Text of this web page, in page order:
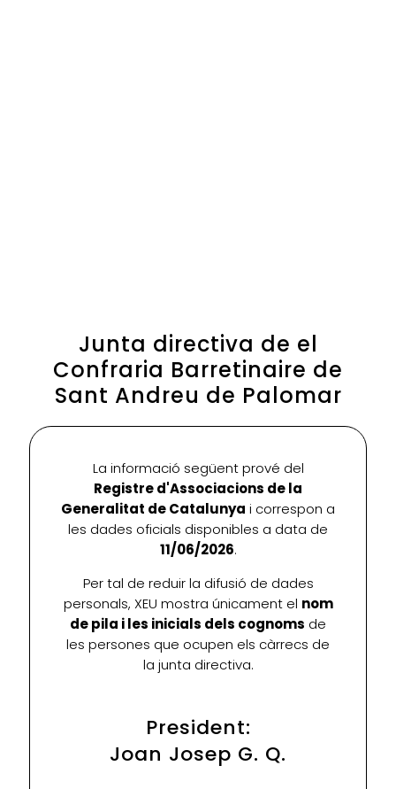
Junta directiva de el
Confraria Barretinaire de
Sant Andreu de Palomar
La informació següent prové del
Registre d'Associacions de la
Generalitat de Catalunya i correspon a
les dades oficials disponibles a data de
11/06/2026.
Per tal de reduir la difusió de dades
personals, XEU mostra únicament el nom
de pila i les inicials dels cognoms de
les persones que ocupen els càrrecs de
la junta directiva.
President:
Joan Josep G. Q.